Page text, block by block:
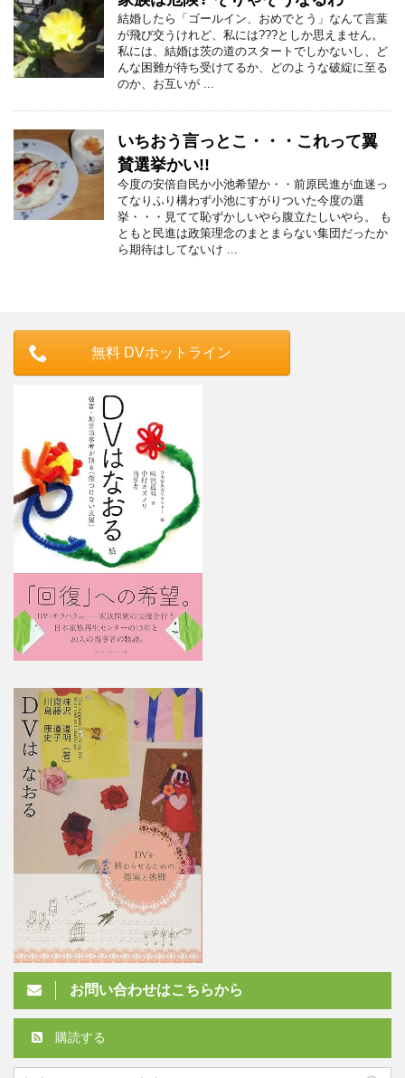
結婚したら「ゴールイン、おめでとう」なんて言葉
が飛び交うけれど、私には???としか思えません。
私には、結婚は茨の道のスタートでしかないし、ど
んな困難が待ち受けてるか、どのような破綻に至る
のか、お互いが ...
いちおう言っとこ・・・これって翼
賛選挙かい!!
今度の安倍自民か小池希望か・・前原民進が血迷っ
てなりふり構わず小池にすがりついた今度の選
挙・・・見てて恥ずかしいやら腹立たしいやら。 も
ともと民進は政策理念のまとまらない集団だったか
ら期待はしてないけ ...
無料 DVホットライン
お問い合わせはこちらから
購読する